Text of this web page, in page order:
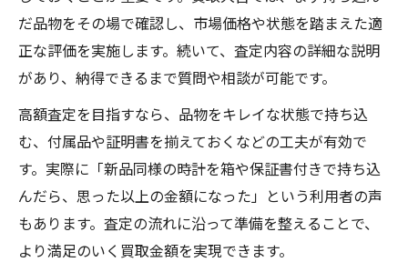
だ品物をその場で確認し、市場価格や状態を踏まえた適
正な評価を実施します。続いて、査定内容の詳細な説明
があり、納得できるまで質問や相談が可能です。
高額査定を目指すなら、品物をキレイな状態で持ち込
む、付属品や証明書を揃えておくなどの工夫が有効で
す。実際に「新品同様の時計を箱や保証書付きで持ち込
んだら、思った以上の金額になった」という利用者の声
もあります。査定の流れに沿って準備を整えることで、
より満足のいく買取金額を実現できます。